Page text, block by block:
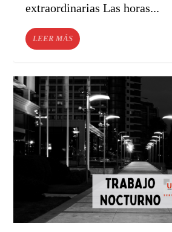
extraordinarias Las horas...
LEER MÁS